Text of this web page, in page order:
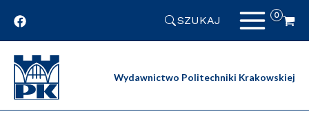
SZUKAJ
Wydawnictwo Politechniki Krakowskiej